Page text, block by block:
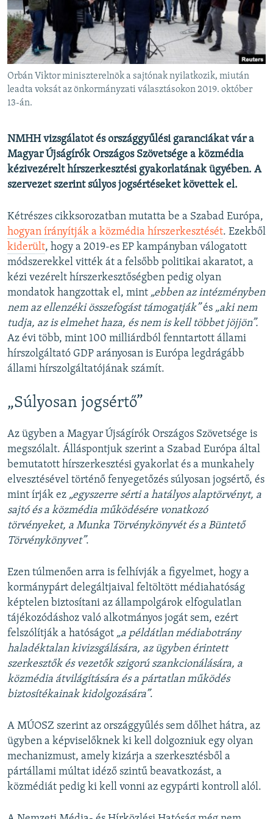
EURÓPAI UNIÓ
VILÁG
KLÍMAVÁLTOZÁS
A MÚLT TANULSÁGAI
Valamennyi RFE/RL weboldal
Orbán Viktor miniszterelnök a sajtónak nyilatkozik, miután
leadta voksát az önkormányzati választásokon 2019. október
13-án.
NMHH vizsgálatot és országgyűlési garanciákat vár a
Magyar Újságírók Országos Szövetsége a közmédia
kézivezérelt hírszerkesztési gyakorlatának ügyében. A
szervezet szerint súlyos jogsértéseket követtek el.
Kétrészes cikksorozatban mutatta be a Szabad Európa,
hogyan írányítják a közmédia hírszerkesztését. Ezekből
kiderült, hogy a 2019-es EP kampányban válogatott
módszerekkel vitték át a felsőbb politikai akaratot, a
kézi vezérelt hírszerkesztőségben pedig olyan
mondatok hangzottak el, mint „ebben az intézményben
nem az ellenzéki összefogást támogatják”és „aki nem
tudja, az is elmehet haza, és nem is kell többet jöjjön”.
Az évi több, mint 100 milliárdból fenntartott állami
hírszolgáltató GDP arányosan is Európa legdrágább
állami hírszolgáltatójának számít.
„Súlyosan jogsértő”
Az ügyben a Magyar Újságírók Országos Szövetsége is
megszólalt. Álláspontjuk szerint a Szabad Európa által
bemutatott hírszerkesztési gyakorlat és a munkahely
elvesztésével történő fenyegetőzés súlyosan jogsértő, és
mint írják ez „egyszerre sérti a hatályos alaptörvényt, a
sajtó és a közmédia működésére vonatkozó
törvényeket, a Munka Törvénykönyvét és a Büntető
Törvénykönyvet”.
Ezen túlmenően arra is felhívják a figyelmet, hogy a
kormánypárt delegáltjaival feltöltött médiahatóság
képtelen biztosítani az állampolgárok elfogulatlan
tájékozódáshoz való alkotmányos jogát sem, ezért
felszólítják a hatóságot „a példátlan médiabotrány
haladéktalan kivizsgálására, az ügyben érintett
szerkesztők és vezetők szigorú szankcionálására, a
közmédia átvilágítására és a pártatlan működés
biztosítékainak kidolgozására”.
A MÚOSZ szerint az országgyűlés sem dőlhet hátra, az
ügyben a képviselőknek ki kell dolgozniuk egy olyan
mechanizmust, amely kizárja a szerkesztésből a
pártállami múltat idéző szintű beavatkozást, a
közmédiát pedig ki kell vonni az egypárti kontroll alól.